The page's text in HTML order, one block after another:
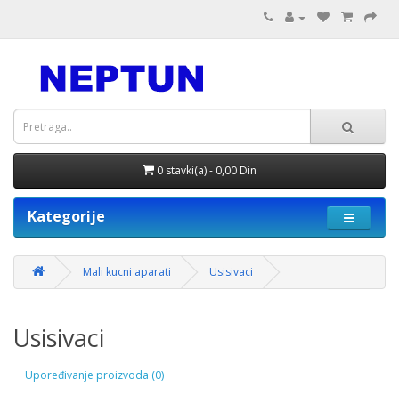
0 stavki(a) - 0,00 Din
Kategorije
Mali kucni aparati Usisivaci
Usisivaci
Upoređivanje proizvoda (0)